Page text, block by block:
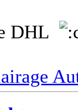
DHL